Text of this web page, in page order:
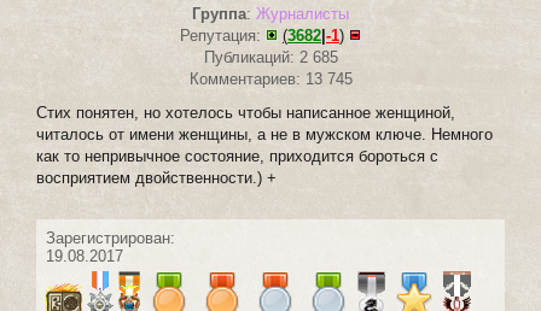
Группа: Журналисты
Репутация:
(3682 -1)
Публикаций: 2 685
Комментариев: 13 745
Стих понятен, но хотелось чтобы написанное женщиной,
читалось от имени женщины, а не в мужском ключе. Немного
как то непривычное состояние, приходится бороться с
восприятием двойственности.) +
Зарегистрирован:
19.08.2017